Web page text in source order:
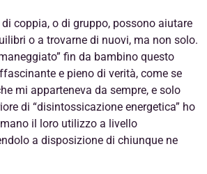
coppia, o di gruppo, possono aiutare
o a trovarne di nuovi, ma non solo.
fin da bambino questo
e pieno di verità, come se
mi apparteneva da sempre, e solo
di “disintossicazione energetica” ho
il loro utilizzo a livello
a disposizione di chiunque ne